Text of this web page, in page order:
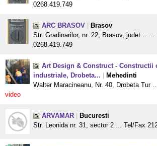
0268.419.749
ARC BRASOV
Brasov
Str. Gradinarilor, nr. 22, Brasov, judet .. ...
0268.419.749
Art Design & Construct - Constructii
industriale, Drobeta...
Mehedinti
Walter Maracineanu, Nr. 40, Drobeta Tur
video
ARVAMAR
Bucuresti
Str. Leonida nr. 31, sector 2 ... Tel/Fax